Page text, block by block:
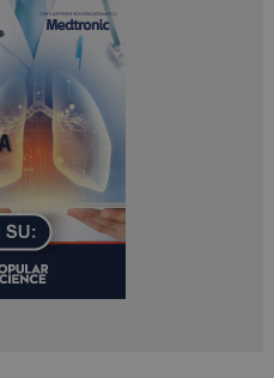
Microsoft Corporation
.www.dailyhealthindustry.it